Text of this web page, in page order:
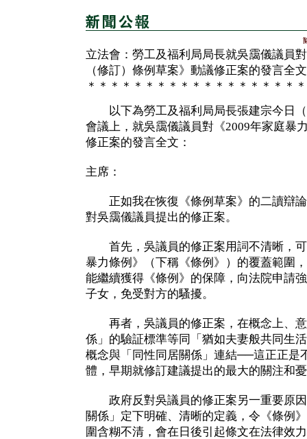
立法會：勞工及福利局局長就吳靄儀議員
（修訂）條例草案》動議修正案的發言全
＊＊＊＊＊＊＊＊＊＊＊＊＊＊＊＊＊＊
以下為勞工及福利局局長張建宗今日（
會議上，就吳靄儀議員對《2009年家庭暴
修正案的發言全文：
主席：
正如我在恢復《條例草案》的二讀辯論
對吳靄儀議員提出的修正案。
首先，吳議員的修正案用詞不清晰，可
暴力條例》（下稱《條例》）的覆蓋範圍
能繼續獲得《條例》的保障，向法院申請
子女，免受對方的騷擾。
再者，吳議員的修正案，在概念上、意
係」的驗証標準等同「猶如夫妻般共同生
概念與「同性同居關係」連結──這正正是
體，早期就修訂建議提出的最大的關注和
政府反對吳議員的修正案另一重要原因
關係」定下明確、清晰的定義，令《條例
圍含糊不清，會在日後引起條文在法律效